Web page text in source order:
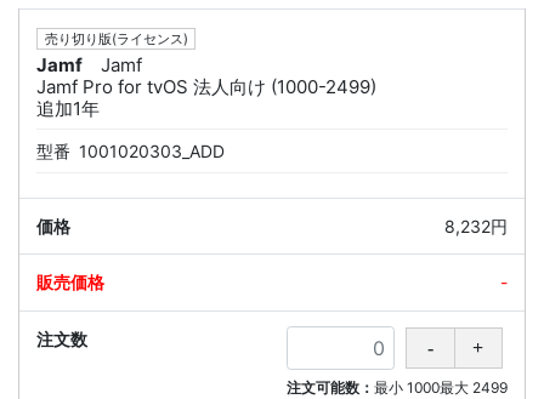
売り切り版(ライセンス)
Jamf
Jamf
Jamf Pro for tvOS 法人向け (1000-2499)
追加1年
型番 1001020303_ADD
8,232円
-
注文可能数： 最小 1000最大 2499